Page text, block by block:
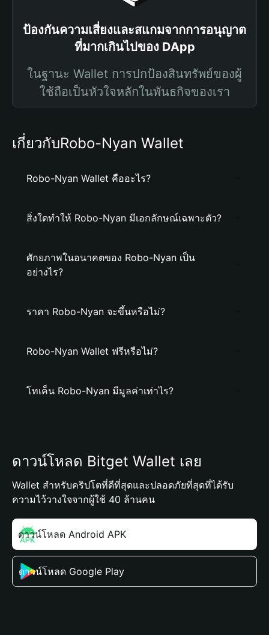
ป้องกันความเสี่ยงและสแกมจากการอนุญาต
ที่มากเกินไปของ DApp
ในฐานะ Wallet การปกป้องสินทรัพย์ของผู้
ใช้ถือเป็นหัวใจหลักในพันธกิจของเรา
เกี่ยวกับRobo-Nyan Wallet
Robo-Nyan Wallet คืออะไร?
สิ่งใดทำให้ Robo-Nyan มีเอกลักษณ์เฉพาะตัว?
ศักยภาพในอนาคตของ Robo-Nyan เป็น
อย่างไร?
ราคา Robo-Nyan จะขึ้นหรือไม่?
Robo-Nyan Wallet ฟรีหรือไม่?
โทเค็น Robo-Nyan มีมูลค่าเท่าไร?
ดาวน์โหลด Bitget Wallet เลย
Wallet สำหรับคริปโตที่ดีที่สุดและปลอดภัยที่สุดที่ได้รับ
ความไว้วางใจจากผู้ใช้ 40 ล้านคน
ดาวน์โหลด Android APK
ดาวน์โหลด Google Play